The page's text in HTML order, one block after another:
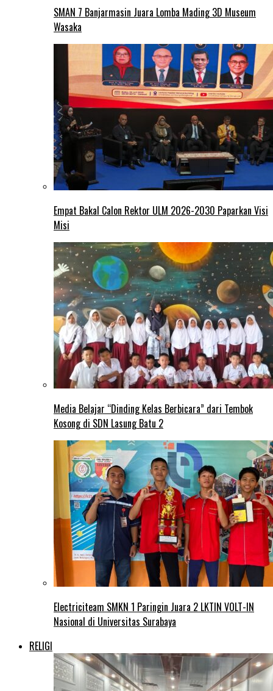
SMAN 7 Banjarmasin Juara Lomba Mading 3D Museum
Wasaka
Empat Bakal Calon Rektor ULM 2026-2030 Paparkan Visi
Misi
Media Belajar “Dinding Kelas Berbicara” dari Tembok
Kosong di SDN Lasung Batu 2
Electriciteam SMKN 1 Paringin Juara 2 LKTIN VOLT-IN
Nasional di Universitas Surabaya
RELIGI